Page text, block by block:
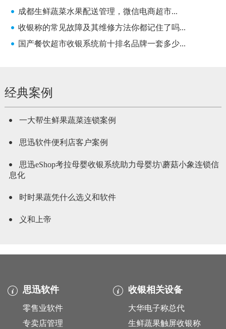
成都生鲜蔬菜水果配送管理，微信电商超市...
收银称的常见故障及其维修方法你都记住了吗...
国产餐饮超市收银系统前十排名品牌一套多少...
经典案例
一大帮生鲜果蔬菜连锁案例
思迅软件便利店客户案例
思迅eShop考拉母婴收银系统助力母婴坊\蘑菇小象连锁信
息化
时时果蔬凭什么选义和软件
义和上帝
思迅软件
零售业软件
专卖店管理
收银相关设备
大华电子称总代
生鲜蔬果触屏收银称